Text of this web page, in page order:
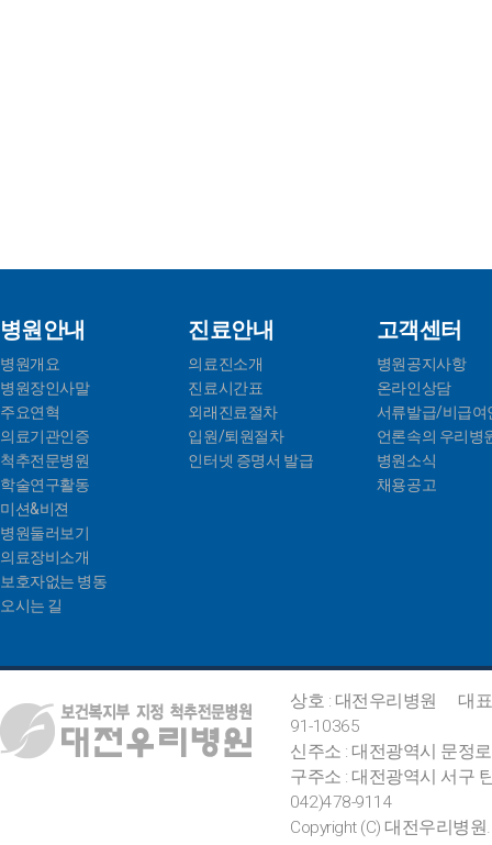
병원안내
병원개요
병원장인사말
주요연혁
의료기관인증
척추전문병원
학술연구활동
미션&비젼
병원둘러보기
의료장비소개
보호자없는 병동
오시는 길
진료안내
의료진소개
진료시간표
외래진료절차
입원/퇴원절차
인터넷 증명서 발급
고객센터
병원공지사항
온라인상담
서류발급/비급여
언론속의 우리병
병원소식
채용공고
상호 : 대전우리병원
대
91-10365
신주소 : 대전광역시 문정
구주소 : 대전광역시 서구
042)478-9114
Copyright (C) 대전우리병원